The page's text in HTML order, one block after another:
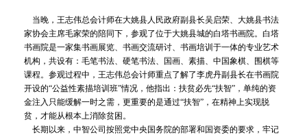
当晚，王志伟总会计师在大姚县人民政府副县长吴启荣、大姚县书法
家协会主席毛家荣的陪同下，参观了位于大姚县城的白塔书画院。白塔
书画院是一家集书画展览、书画交流研讨、书画培训于一体的专业艺术
机构，共设有：毛笔书法、硬笔书法、国画、素描、中国象棋、围棋等
课程。参观过程中，王志伟总会计师重点了解了李虎丹副县长在书画院
开设的“公益性素描培训班”情况，他指出：扶贫必先“扶智”，单纯的资
金注入只能缓解一时之需，更重要的是通过“扶智”，在精神上实现脱
贫，才能从根本上消除贫困。
长期以来，中智公司按照党中央国务院的部署和国资委的要求，牢记